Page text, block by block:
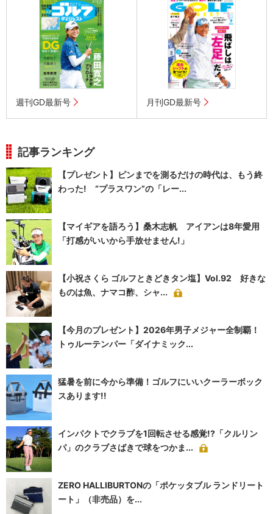
週刊GD最新号 月刊GD最新号
記事ランキング
【プレゼント】ピンまでを測るだけの時代は、もう終
わった! “プラスワン”の「レー...
【マイギアを語ろう】桑木志帆 アイアンは8年愛用
「打感がいいから手放せません!」
【小祝さくら ゴルフときどきタン塩】Vol.92 好きな
ものは魚、ナマコ酢、シャ...
【今月のプレゼント】2026年男子メジャー全制覇！
トゥルーテンパー「ダイナミック...
猛暑を前に今から準備！ゴルフにいいクーラーボック
スあります!!
インパクトでクラブを1回転させる感覚!?「クルリン
パ」のクラブさばきで球をつかま...
ZERO HALLIBURTONの「ポケッタブル ランドリート
ート」（非売品）を...